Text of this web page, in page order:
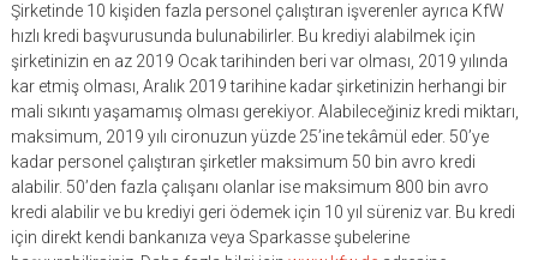
Şirketinde 10 kişiden fazla personel çalıştıran işverenler ayrıca KfW
hızlı kredi başvurusunda bulunabilirler. Bu krediyi alabilmek için
şirketinizin en az 2019 Ocak tarihinden beri var olması, 2019 yılında
kar etmiş olması, Aralık 2019 tarihine kadar şirketinizin herhangi bir
mali sıkıntı yaşamamış olması gerekiyor. Alabileceğiniz kredi miktarı,
maksimum, 2019 yılı cironuzun yüzde 25’ine tekâmül eder. 50’ye
kadar personel çalıştıran şirketler maksimum 50 bin avro kredi
alabilir. 50’den fazla çalışanı olanlar ise maksimum 800 bin avro
kredi alabilir ve bu krediyi geri ödemek için 10 yıl süreniz var. Bu kredi
için direkt kendi bankanıza veya Sparkasse şubelerine